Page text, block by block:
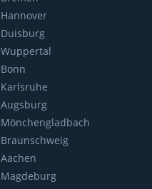
Hannover
Duisburg
Wuppertal
Bonn
Karlsruhe
Augsburg
Mönchengladbach
Braunschweig
Aachen
Magdeburg